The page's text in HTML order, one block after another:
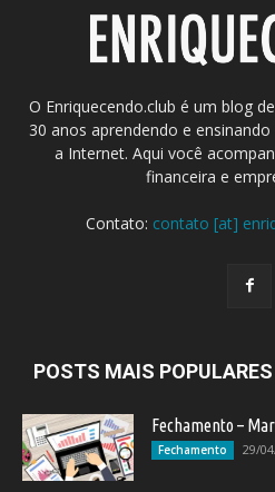
O Enriquecendo.club é um blog
30 anos aprendendo e
a Internet. Aqui você
financeira e
Contato: contato [at]
POSTS MAIS POPULARES
Fechamento –
Fechamento 29/